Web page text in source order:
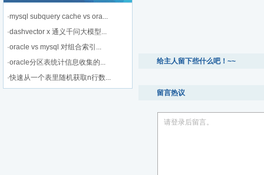
·mysql subquery cache vs ora...
·dashvector x 通义千问大模型...
·oracle vs mysql 对组合索引...
·oracle分区表统计信息收集的...
·快速从一个表里随机获取n行数...
给主人留下些什么吧！~~
留言热议
请登录后留言。